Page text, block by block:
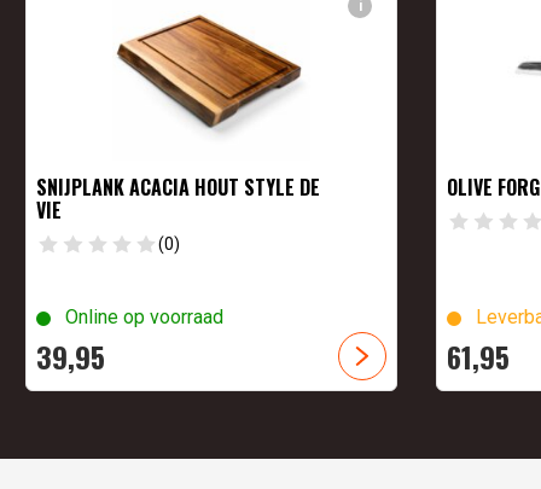
i
SNIJPLANK ACACIA HOUT STYLE DE
VIE
(0)
Online op voorraad
39,95
OLIVE
61,95